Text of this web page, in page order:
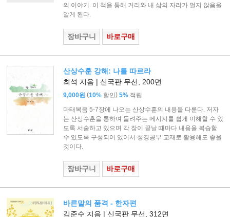
의 이야기. 이 책을 통해 거리와 내 삶의 자리가 멀지 않음을
알게 된다.
장바구니 바로구매
산상수훈 강해: 나를 따르라
최석 지음 | 신국판 무선, 200면
9,000원 (10% 할인) 5% 적립
마태복음 5-7장에 나오는 산상수훈의 내용을 다룬다. 저자
는 산상수훈을 통하여 들려주는 메시지를 쉽게 이해할 수 있
도록 서술하고 있으며 각 장이 끝날 때마다 내용을 복습할
수 있도록 구성되어 있어서 성경공부 교재로 활용해도 좋을
것이다.
장바구니 바로구매
바른말의 품격 - 한자편
김준수 지음 | 신국판 무선, 312면